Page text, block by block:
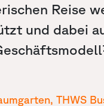
Reise
und dabei
THWS